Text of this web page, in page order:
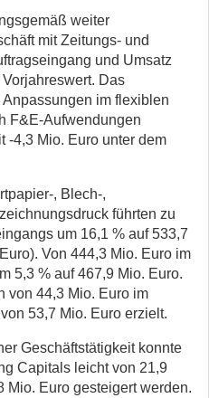
weiter
mit Zeitungs- und
und Umsatz
Das
im flexiblen
F&E-Aufwendungen
-4,3 Mio. Euro unter dem
, Blech-,
führten zu
um 16,1 % auf 533,7
Von 444,3 Mio. Euro im
5,3 % auf 467,9 Mio. Euro.
von 44,3 Mio. Euro im
53,7 Mio. Euro erzielt.
Geschäftstätigkeit konnte
Capitals leicht von 21,9
Mio. Euro gesteigert werden.